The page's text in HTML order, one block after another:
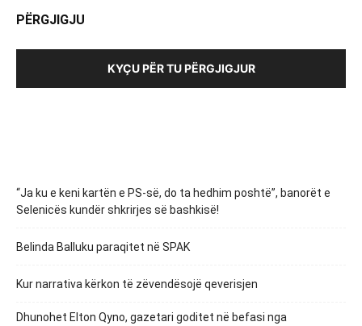
PËRGJIGJU
KYÇU PËR TU PËRGJIGJUR
“Ja ku e keni kartën e PS-së, do ta hedhim poshtë”, banorët e
Selenicës kundër shkrirjes së bashkisë!
Belinda Balluku paraqitet në SPAK
Kur narrativa kërkon të zëvendësojë qeverisjen
Dhunohet Elton Qyno, gazetari goditet në befasi nga